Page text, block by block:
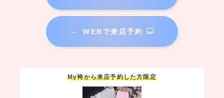
→ WEBで来店予約
My袴から来店予約した方限定